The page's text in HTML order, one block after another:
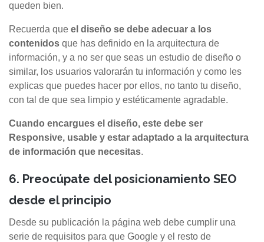
queden bien.
Recuerda que el diseño se debe adecuar a los
contenidos que has definido en la arquitectura de
información, y a no ser que seas un estudio de diseño o
similar, los usuarios valorarán tu información y como les
explicas que puedes hacer por ellos, no tanto tu diseño,
con tal de que sea limpio y estéticamente agradable.
Cuando encargues el diseño, este debe ser
Responsive, usable y estar adaptado a la arquitectura
de información que necesitas.
6. Preocúpate del posicionamiento SEO
desde el principio
Desde su publicación la página web debe cumplir una
serie de requisitos para que Google y el resto de